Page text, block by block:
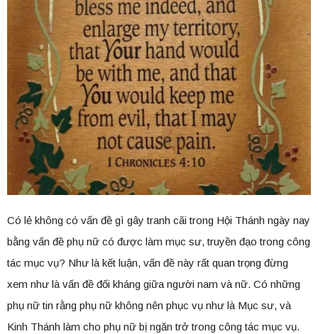
Có lẻ không có vấn đề gì gây tranh cãi trong Hội Thánh ngày nay
bằng vấn đề phụ nữ có được làm mục sư, truyền đạo trong công
tác mục vụ? Như là kết luận, vấn đề này rất quan trọng đừng
xem như là vấn đề đối kháng giữa người nam và nữ. Có những
phụ nữ tin rằng phụ nữ không nên phục vụ như là Mục sư, và
Kinh Thánh làm cho phụ nữ bị ngăn trở trong công tác mục vụ.